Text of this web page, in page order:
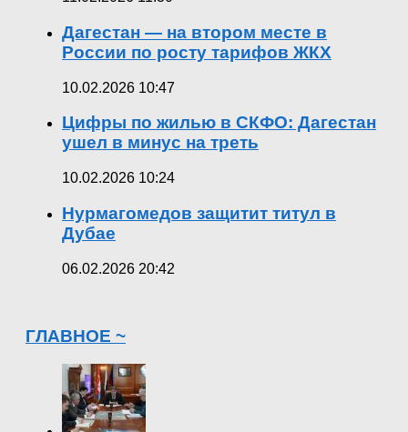
Дагестан — на втором месте в
России по росту тарифов ЖКХ
10.02.2026 10:47
Цифры по жилью в СКФО: Дагестан
ушел в минус на треть
10.02.2026 10:24
Нурмагомедов защитит титул в
Дубае
06.02.2026 20:42
ГЛАВНОЕ ~